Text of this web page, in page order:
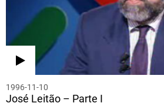
1996-11-10
José Leitão – Parte I